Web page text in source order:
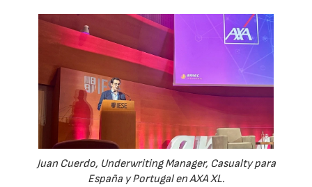
Juan Cuerdo, Underwriting Manager, Casualty para
España y Portugal en AXA XL.